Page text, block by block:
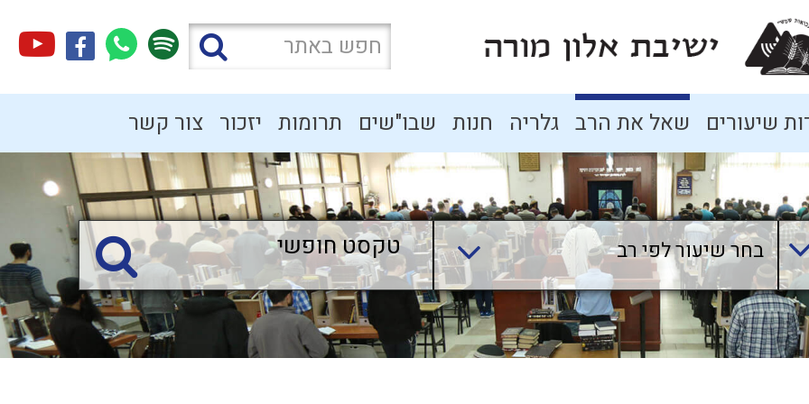
שיעורים שאל את הרב גלריה חנות שבו"שים תרומות יזכור צור קשר
בחר שיעור לפי רב